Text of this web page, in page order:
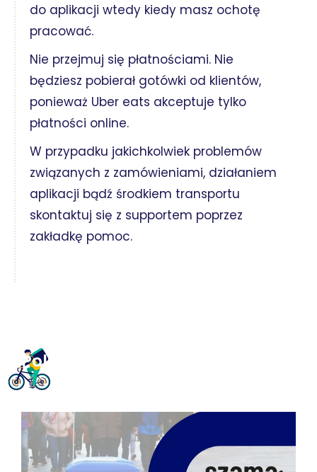
do aplikacji wtedy kiedy masz ochotę
pracować.
Nie przejmuj się płatnościami. Nie
będziesz pobierał gotówki od klientów,
ponieważ Uber eats akceptuje tylko
płatności online.
W przypadku jakichkolwiek problemów
związanych z zamówieniami, działaniem
aplikacji bądź środkiem transportu
skontaktuj się z supportem poprzez
zakładkę pomoc.
Polecamy również: